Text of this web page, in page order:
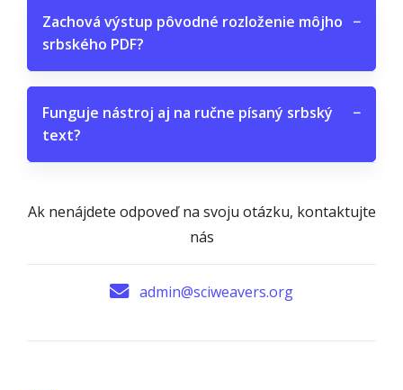
Zachová výstup pôvodné rozloženie môjho
srbského PDF?
−
Funguje nástroj aj na ručne písaný srbský
text?
−
Ak nenájdete odpoveď na svoju otázku, kontaktujte
nás
admin@sciweavers.org